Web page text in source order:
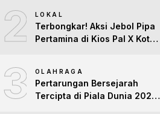
2 LOKAL
Terbongkar! Aksi Jebol Pipa
Pertamina di Kios Pal X Kota
3 OLAHRAGA
Pertarungan Bersejarah
Tercipta di Piala Dunia 2026: